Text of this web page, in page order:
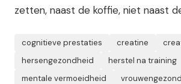
zetten, naast de koffie, niet naast
cognitieve prestaties creatine
hersengezondheid
herstel na training
mentale vermoeidheid